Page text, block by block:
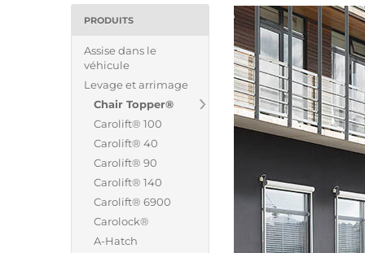
PRODUITS
Assise dans le
véhicule
Levage et arrimage
Chair Topper®
Carolift® 100
Carolift® 40
Carolift® 90
Carolift® 140
Carolift® 6900
Carolock®
A-Hatch